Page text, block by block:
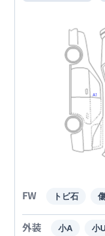
FW トビ石
外装 小A 小